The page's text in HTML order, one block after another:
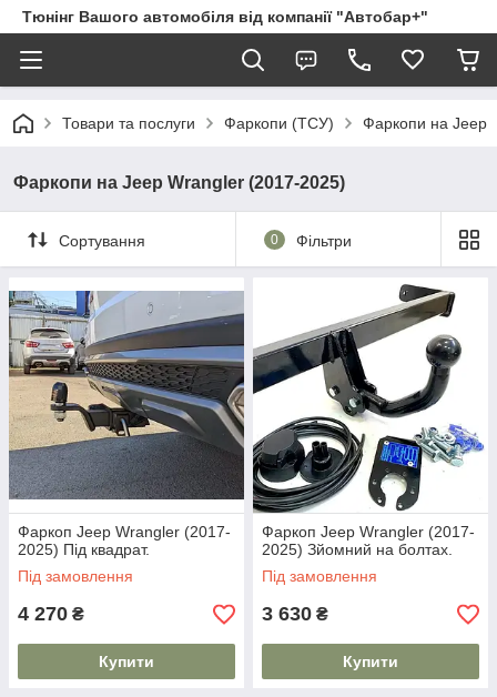
Тюнінг Вашого автомобіля від компанії "Автобар+"
Товари та послуги Фаркопи (ТСУ) Фаркопи на Jeep
Фаркопи на Jeep Wrangler (2017-2025)
Сортування 0 Фільтри
Фаркоп Jeep Wrangler (2017-
2025) Під квадрат.
Під замовлення
4 270 ₴
Купити
Фаркоп Jeep Wrangler (2017-
2025) Зйомний на болтах.
Під замовлення
3 630 ₴
Купити